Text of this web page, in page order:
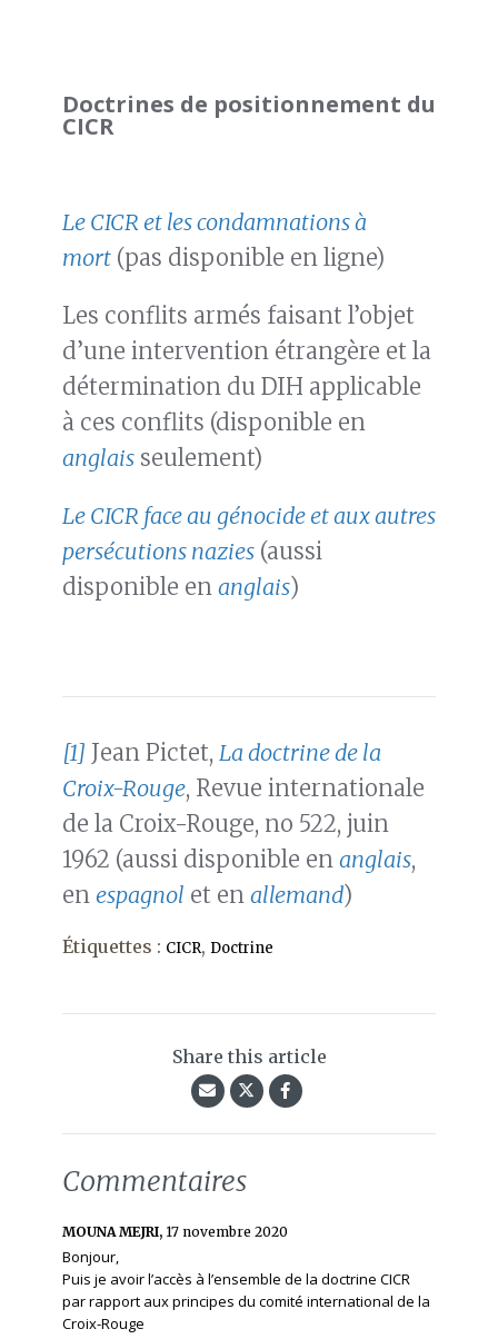
Doctrines de positionnement du
CICR
Le CICR et les condamnations à
mort (pas disponible en ligne)
Les conflits armés faisant l’objet
d’une intervention étrangère et la
détermination du DIH applicable
à ces conflits (disponible en
anglais seulement)
Le CICR face au génocide et aux autres
persécutions nazies (aussi
disponible en anglais)
[1] Jean Pictet, La doctrine de la
Croix-Rouge, Revue internationale
de la Croix-Rouge, no 522, juin
1962 (aussi disponible en anglais,
en espagnol et en allemand)
Étiquettes : CICR, Doctrine
Share this article
Commentaires
MOUNA MEJRI, 17 novembre 2020
Bonjour,
Puis je avoir l’accès à l’ensemble de la doctrine CICR
par rapport aux principes du comité international de la
Croix-Rouge